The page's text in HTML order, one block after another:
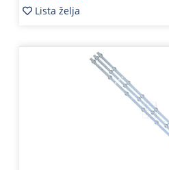
Lista želja